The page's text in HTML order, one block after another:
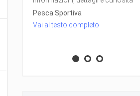
Pesca Sportiva
Vai al testo completo